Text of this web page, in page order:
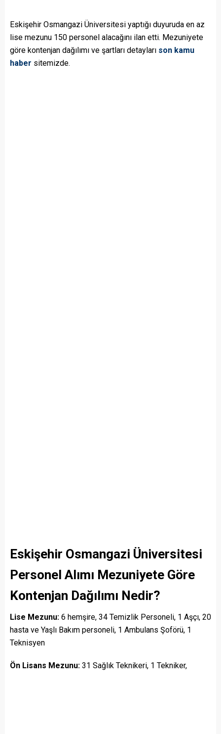
Eskişehir Osmangazi Üniversitesi yaptığı duyuruda en az
lise mezunu 150 personel alacağını ilan etti. Mezuniyete
göre kontenjan dağılımı ve şartları detayları son kamu
haber sitemizde.
Eskişehir Osmangazi Üniversitesi
Personel Alımı Mezuniyete Göre
Kontenjan Dağılımı Nedir?
Lise Mezunu: 6 hemşire, 34 Temizlik Personeli, 1 Aşçı, 20
hasta ve Yaşlı Bakım personeli, 1 Ambulans Şoförü, 1
Teknisyen
Ön Lisans Mezunu: 31 Sağlık Teknikeri, 1 Tekniker,